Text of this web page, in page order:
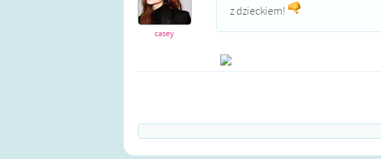
casey
z dzieckiem!